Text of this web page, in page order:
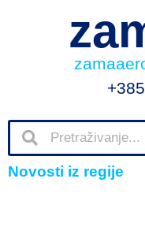
Novosti iz regije